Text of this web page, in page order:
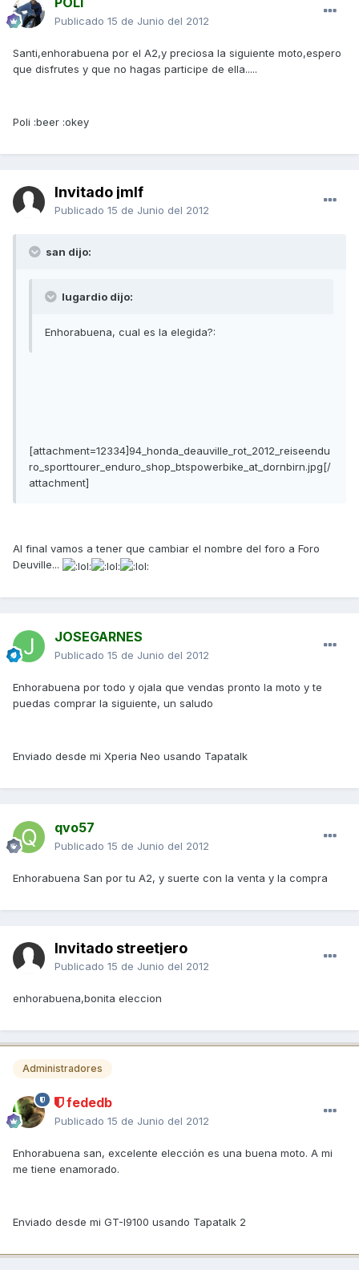
Publicado 15 de Junio del 2012
Santi,enhorabuena por el A2,y preciosa la siguiente moto,espero
que disfrutes y que no hagas participe de ella.....
Poli :beer :okey
Invitado jmlf
Publicado 15 de Junio del 2012
san dijo:
lugardio dijo:
Enhorabuena, cual es la elegida?:
[attachment=12334]94_honda_deauville_rot_2012_reiseendu
ro_sporttourer_enduro_shop_btspowerbike_at_dornbirn.jpg[/
attachment]
Al final vamos a tener que cambiar el nombre del foro a Foro
Deuville...
JOSEGARNES
Publicado 15 de Junio del 2012
Enhorabuena por todo y ojala que vendas pronto la moto y te
puedas comprar la siguiente, un saludo
Enviado desde mi Xperia Neo usando Tapatalk
qvo57
Publicado 15 de Junio del 2012
Enhorabuena San por tu A2, y suerte con la venta y la compra
Invitado streetjero
Publicado 15 de Junio del 2012
enhorabuena,bonita eleccion
Administradores
fededb
Publicado 15 de Junio del 2012
Enhorabuena san, excelente elección es una buena moto. A mi
me tiene enamorado.
Enviado desde mi GT-I9100 usando Tapatalk 2